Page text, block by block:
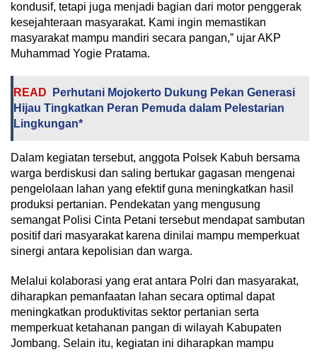
kondusif, tetapi juga menjadi bagian dari motor penggerak
kesejahteraan masyarakat. Kami ingin memastikan
masyarakat mampu mandiri secara pangan,” ujar AKP
Muhammad Yogie Pratama.
READ
Perhutani Mojokerto Dukung Pekan Generasi
Hijau Tingkatkan Peran Pemuda dalam Pelestarian
Lingkungan*
Dalam kegiatan tersebut, anggota Polsek Kabuh bersama
warga berdiskusi dan saling bertukar gagasan mengenai
pengelolaan lahan yang efektif guna meningkatkan hasil
produksi pertanian. Pendekatan yang mengusung
semangat Polisi Cinta Petani tersebut mendapat sambutan
positif dari masyarakat karena dinilai mampu memperkuat
sinergi antara kepolisian dan warga.
Melalui kolaborasi yang erat antara Polri dan masyarakat,
diharapkan pemanfaatan lahan secara optimal dapat
meningkatkan produktivitas sektor pertanian serta
memperkuat ketahanan pangan di wilayah Kabupaten
Jombang. Selain itu, kegiatan ini diharapkan mampu